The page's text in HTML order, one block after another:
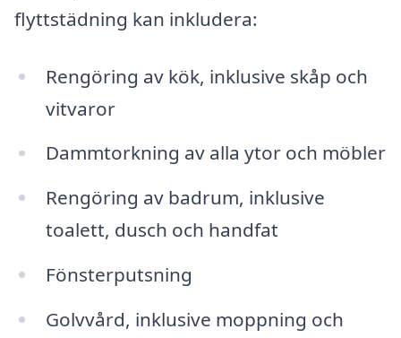
flyttstädning kan inkludera:
Rengöring av kök, inklusive skåp och
vitvaror
Dammtorkning av alla ytor och möbler
Rengöring av badrum, inklusive
toalett, dusch och handfat
Fönsterputsning
Golvvård, inklusive moppning och